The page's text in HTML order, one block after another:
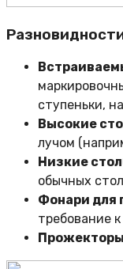
ступеньки,
Высокие
лучом
Низкие
обычных
Фонари для
требование